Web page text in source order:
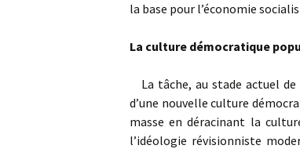
la base pour l’économie
La culture démocratique
La tâche, au stade actuel
d’une nouvelle culture
masse en déracinant la
l’idéologie révisionniste